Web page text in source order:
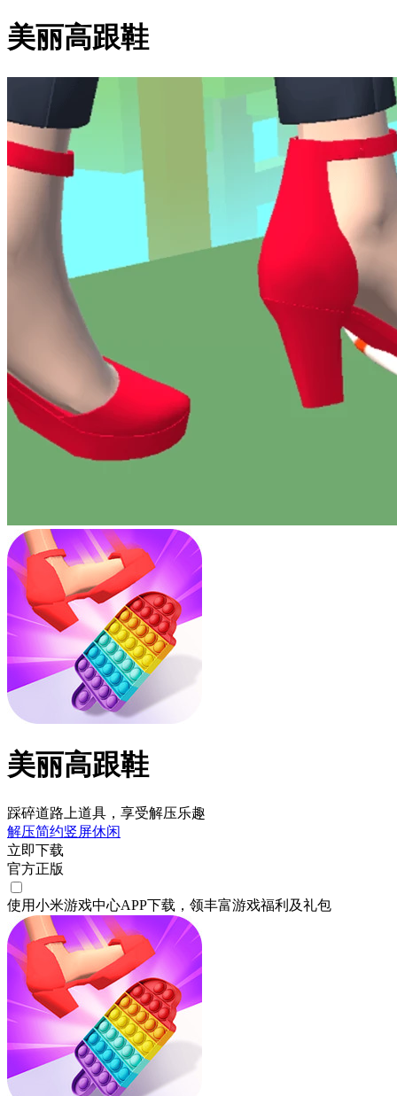
美丽高跟鞋
美丽高跟鞋
踩碎道路上道具，享受解压乐趣
解压简约竖屏休闲
立即下载
官方正版
使用小米游戏中心APP下载 ，领丰富游戏福利 及礼包